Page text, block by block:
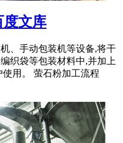
度文库
、手动包装机等设备,将干
织袋等包装材料中,并加上
用。 萤石粉加工流程